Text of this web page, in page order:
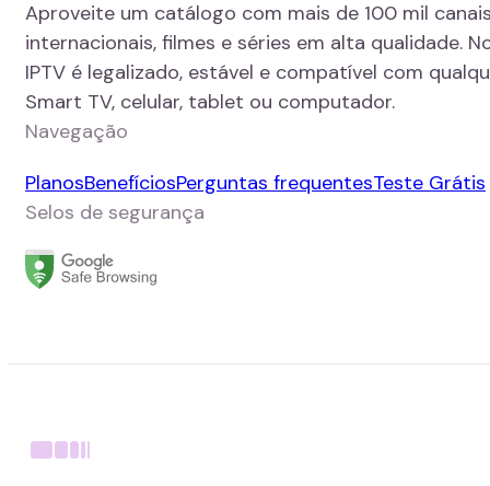
Aproveite um catálogo com mais de 100 mil
internacionais, filmes e séries em alta qualidade.
IPTV é legalizado, estável e compatível com
Smart TV, celular, tablet ou computador.
Navegação
PlanosBenefíciosPerguntas frequentesTeste Grátis
Selos de segurança